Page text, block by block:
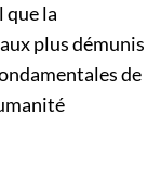
que la
plus démunis
de